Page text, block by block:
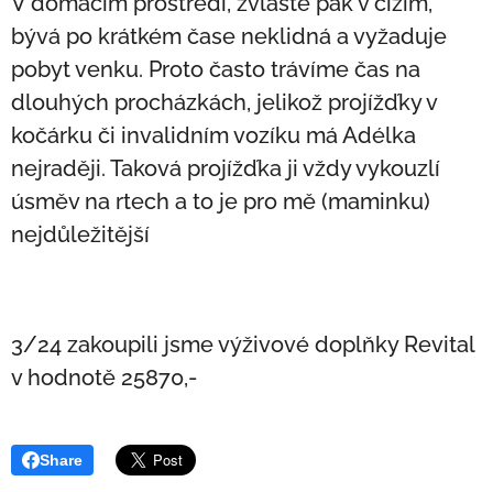
bývá po krátkém čase neklidná a vyžaduje
pobyt venku. Proto často trávíme čas na
dlouhých procházkách, jelikož projížďky v
kočárku či invalidním vozíku má Adélka
nejraději. Taková projížďka ji vždy vykouzlí
úsměv na rtech a to je pro mě (maminku)
nejdůležitější
3/24 zakoupili jsme výživové doplňky Revital
v hodnotě 25870,-
Share